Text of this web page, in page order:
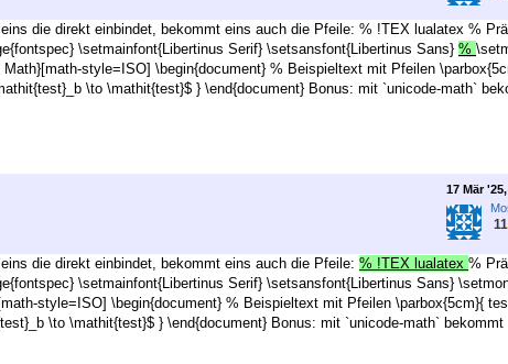
die direkt einbindet, bekommt eins auch die Pfeile: % !TEX lualatex %
\setmainfont{Libertinus Serif} \setsansfont{Libertinus Sans} %
Math}[math-style=ISO] \begin{document} % Beispieltext mit Pfeilen
\to \mathit{test}$ } \end{document} Bonus: mit `unicode-math`
17 Mär
11
die direkt einbindet, bekommt eins auch die Pfeile: % !TEX lualatex %
\setmainfont{Libertinus Serif} \setsansfont{Libertinus Sans}
style=ISO] \begin{document} % Beispieltext mit Pfeilen \parbox{5cm}{
\to \mathit{test}$ } \end{document} Bonus: mit `unicode-math` bekommt